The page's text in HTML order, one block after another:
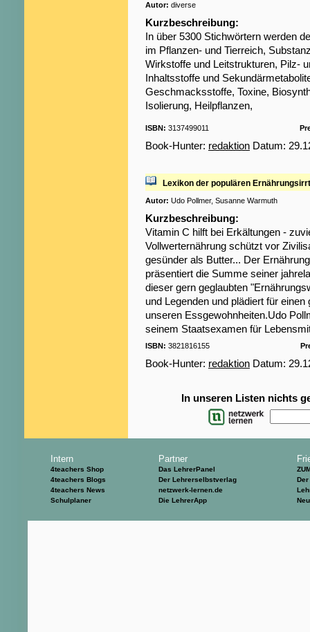
Autor: diverse
Kurzbeschreibung:
In über 5300 Stichwörtern werden
im Pflanzen- und Tierreich,
Wirkstoffe und Leitstrukturen, Pilz-
Inhaltsstoffe und
Geschmacksstoffe, Toxine,
Isolierung, Heilpflanzen,
ISBN: 3137499011
Book-Hunter: redaktion Datum:
Lexikon der populären
Autor: Udo Pollmer, Susanne Warmuth
Kurzbeschreibung:
Vitamin C hilft bei Erkältungen -
Vollwerternährung schützt vor
gesünder als Butter... Der
präsentiert die Summe seiner
dieser gern geglaubten
und Legenden und plädiert für
unseren Essgewohnheiten.Udo
seinem Staatsexamen für
ISBN: 3821816155
Book-Hunter: redaktion Datum:
In unseren Listen nichts
Intern
4teachers Shop
4teachers Blogs
4teachers News
Schulplaner
Partner
Das LehrerPanel
Der Lehrerselbstverlag
netzwerk-lernen.de
Die LehrerApp